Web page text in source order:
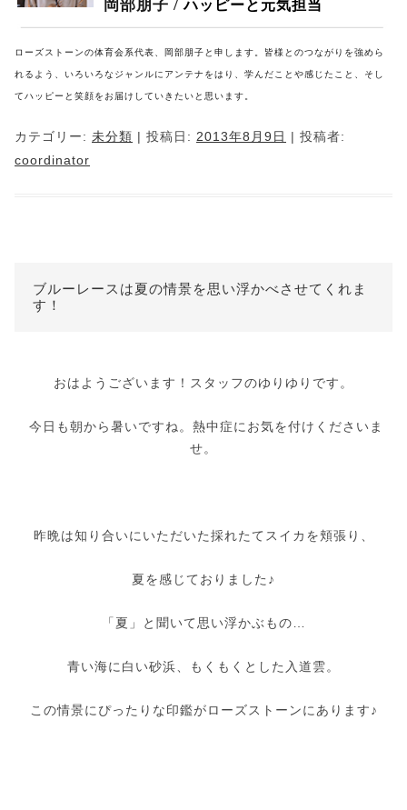
岡部朋子 /ハッピーと元気担当
ローズストーンの体育会系代表、岡部朋子と申します。皆様とのつながりを強めら
れるよう、いろいろなジャンルにアンテナをはり、学んだことや感じたこと、そし
てハッピーと笑顔をお届けしていきたいと思います。
カテゴリー: 未分類 | 投稿日: 2013年8月9日 | 投稿者:
coordinator
ブルーレースは夏の情景を思い浮かべさせてくれま
す！
おはようございます！スタッフのゆりゆりです。
今日も朝から暑いですね。熱中症にお気を付けくださいま
せ。
昨晩は知り合いにいただいた採れたてスイカを頬張り、
夏を感じておりました♪
「夏」と聞いて思い浮かぶもの…
青い海に白い砂浜、もくもくとした入道雲。
この情景にぴったりな印鑑がローズストーンにあります♪